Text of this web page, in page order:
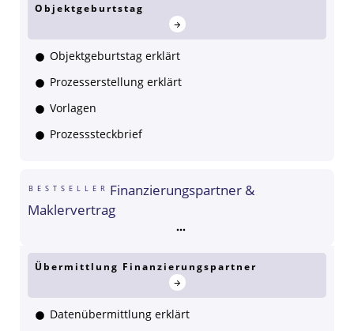
Objektgeburtstag
Objektgeburtstag erklärt
Prozesserstellung erklärt
Vorlagen
Prozesssteckbrief
BESTSELLER
Finanzierungspartner &
Maklervertrag
Übermittlung Finanzierungspartner
Datenübermittlung erklärt